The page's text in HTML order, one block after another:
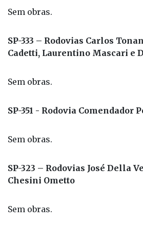
Sem obras.
SP-333 – Rodovias Carlos
Cadetti, Laurentino Mascari e
Sem obras.
SP-351 - Rodovia Comendador
Sem obras.
SP-323 – Rodovias José Della
Chesini Ometto
Sem obras.